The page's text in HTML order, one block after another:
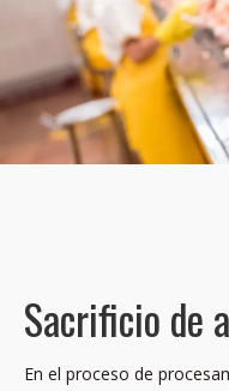
Sacrificio de
En el proceso de